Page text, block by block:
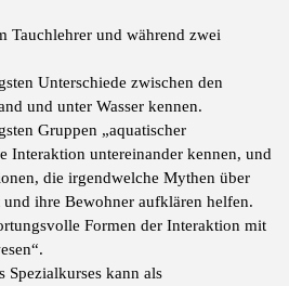
Tauchlehrer und während zwei
Unterschiede zwischen den
und unter Wasser kennen.
Gruppen „aquatischer
Interaktion untereinander kennen, und
die irgendwelche Mythen über
ihre Bewohner aufklären helfen.
Formen der Interaktion mit
Spezialkurses kann als